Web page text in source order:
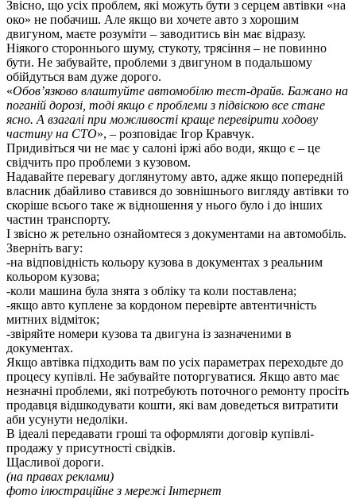
Звісно, що усіх проблем, які можуть бути з серцем автівки «на
око» не побачиш. Але якщо ви хочете авто з хорошим
двигуном, маєте розуміти – заводитись він має відразу.
Ніякого стороннього шуму, стукоту, трясіння – не повинно
бути. Не забувайте, проблеми з двигуном в подальшому
обійдуться вам дуже дорого.
«Обов’язково влаштуйте автомобілю тест-драйв. Бажано на
поганій дорозі, тоді якщо є проблеми з підвіскою все стане
ясно. А взагалі при можливості краще перевірити ходову
частину на СТО», – розповідає Ігор Кравчук.
Придивіться чи не має у салоні іржі або води, якщо є – це
свідчить про проблеми з кузовом.
Надавайте перевагу доглянутому авто, адже якщо попередній
власник дбайливо ставився до зовнішнього вигляду автівки то
скоріше всього таке ж відношення у нього було і до інших
частин транспорту.
І звісно ж ретельно ознайомтеся з документами на автомобіль.
Зверніть вагу:
-на відповідність кольору кузова в документах з реальним
кольором кузова;
-коли машина була знята з обліку та коли поставлена;
-якщо авто куплене за кордоном перевірте автентичність
митних відміток;
-звіряйте номери кузова та двигуна із зазначеними в
документах.
Якщо автівка підходить вам по усіх параметрах переходьте до
процесу купівлі. Не забувайте поторгуватися. Якщо авто має
незначні проблеми, які потребують поточного ремонту просіть
продавця відшкодувати кошти, які вам доведеться витратити
аби усунути недоліки.
В ідеалі передавати гроші та оформляти договір купівлі-
продажу у присутності свідків.
Щасливої дороги.
(на правах реклами)
фото ілюстраційне з мережі Інтернет